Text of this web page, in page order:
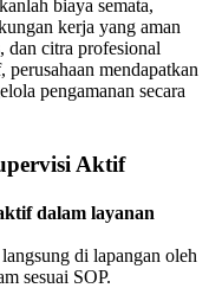
biaya semata,
kerja yang aman
dan citra profesional
mendapatkan
pengamanan secara
Aktif
dalam layanan
di lapangan oleh
sesuai SOP.